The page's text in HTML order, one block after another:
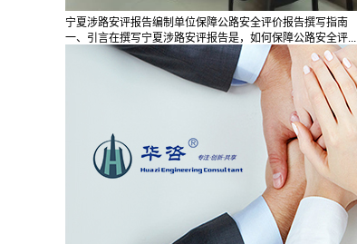
宁夏涉路安评报告编制单位保障公路安全评价报告撰写指南
一、引言在撰写宁夏涉路安评报告是，如何保障公路安全评...